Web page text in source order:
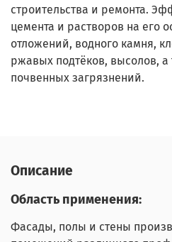
строительства и ремонта.
цемента и растворов на его
отложений, водного камня,
ржавых подтёков, высолов,
почвенных загрязнений.
Описание
Область применения:
Фасады, полы и стены